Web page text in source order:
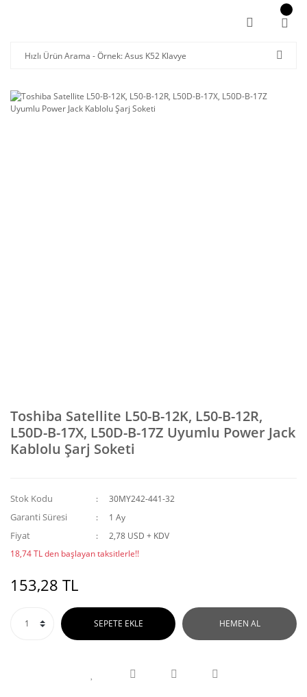
Toshiba Satellite L50-B-12K, L50-B-12R,
L50D-B-17X, L50D-B-17Z Uyumlu Power Jack
Kablolu Şarj Soketi
Stok Kodu 30MY242-441-32
Garanti Süresi 1 Ay
Fiyat
2,78 USD + KDV
18,74 TL den başlayan taksitlerle!!
153,28 TL
SEPETE EKLE HEMEN AL